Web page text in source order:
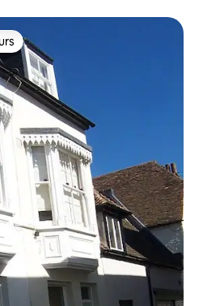
les plus appréciés